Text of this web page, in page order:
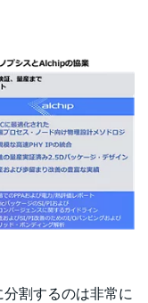
割するのは非常に